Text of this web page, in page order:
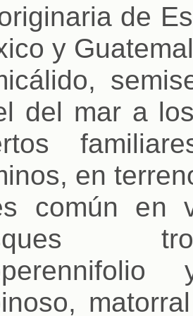
de
y
del mar a
en
común en